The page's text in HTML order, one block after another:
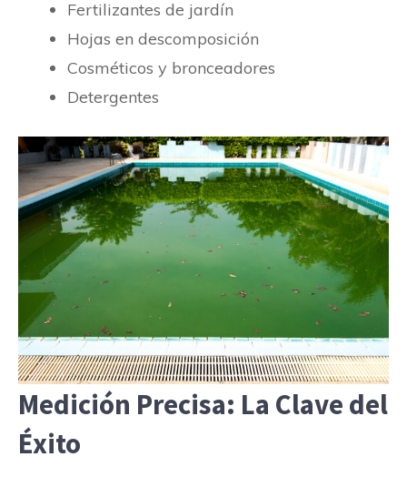
Fertilizantes de jardín
Hojas en descomposición
Cosméticos y bronceadores
Detergentes
Medición Precisa: La Clave del
Éxito